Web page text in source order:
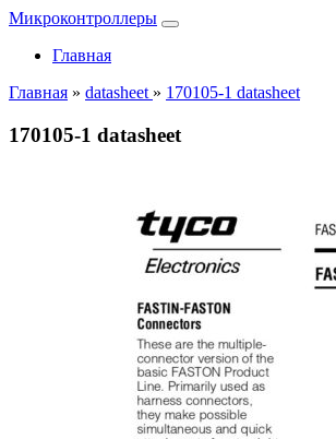
Микроконтроллеры
Главная
Главная » datasheet » 170105-1 datasheet
170105-1 datasheet